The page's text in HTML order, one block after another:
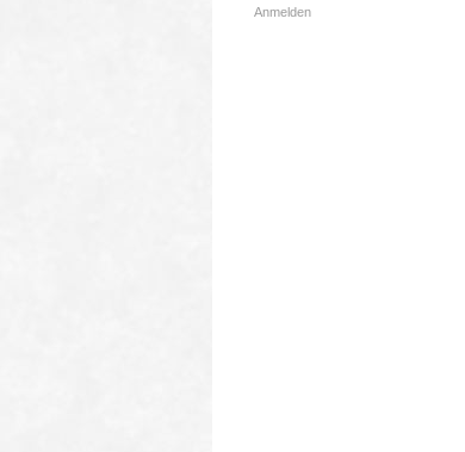
Anmelden